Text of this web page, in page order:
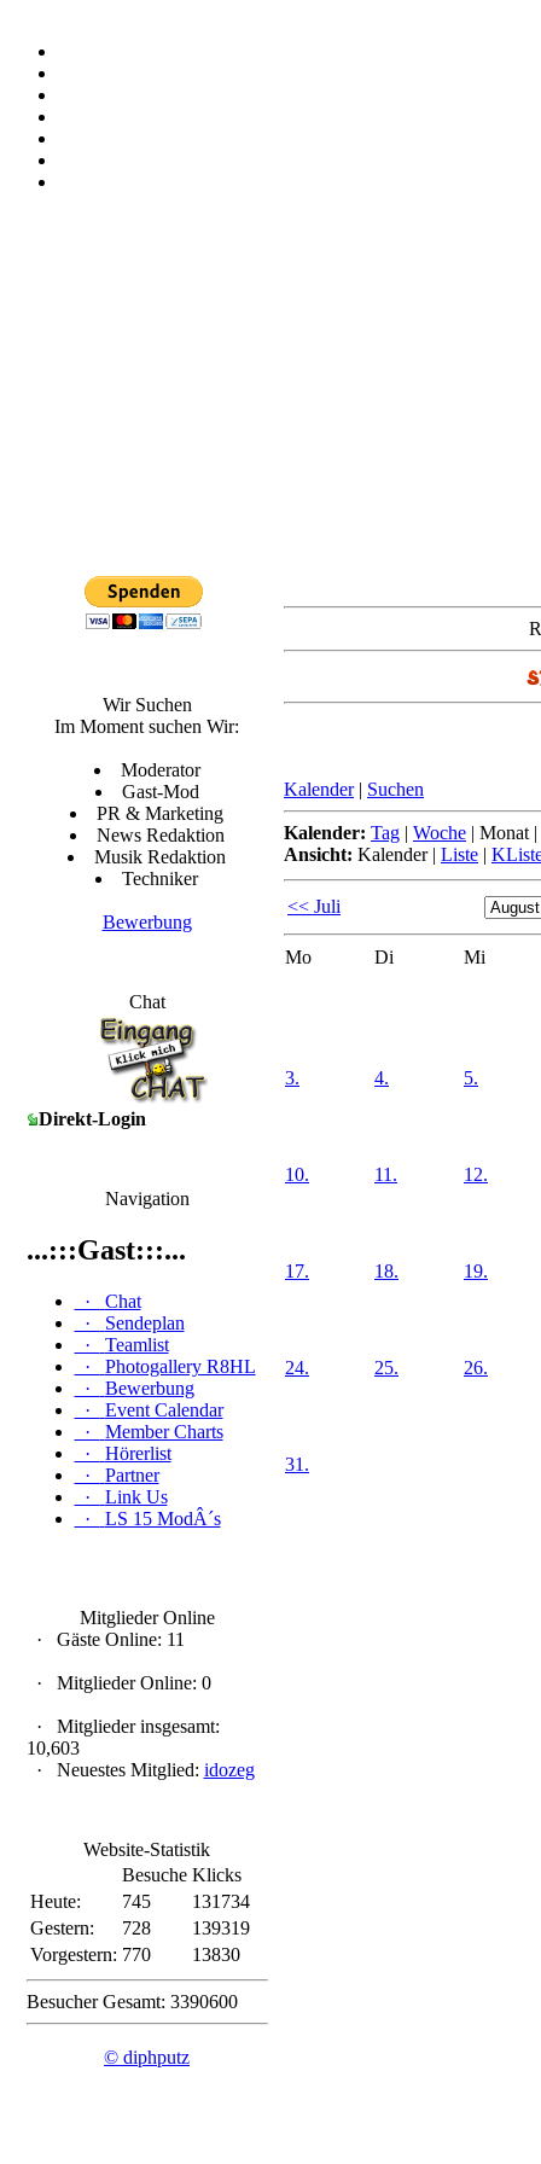
Wir Suchen
Im Moment suchen Wir:
Moderator
Gast-Mod
PR & Marketing
News Redaktion
Musik Redaktion
Techniker
Bewerbung
Chat
Direkt-Login
Navigation
...:::Gast:::...
·
Chat
·
Sendeplan
·
Teamlist
·
Photogallery R8HL
·
Bewerbung
·
Event Calendar
·
Member Charts
·
Hörerlist
·
Partner
·
Link Us
·
LS 15 ModÂ´s
Mitglieder Online
·
Gäste Online: 11
· Mitglieder Online: 0
·
Mitglieder insgesamt:
10,603
·
Neuestes Mitglied: idozeg
Website-Statistik
Besuche Klicks
Heute:
745
131734
Gestern:
728
139319
Vorgestern: 770 13830
Besucher Gesamt: 3390600
© diphputz
Kalender | Suchen
Kalender: Tag | Woche | Monat |
Ansicht: Kalender| Liste |
<< Juli
Mo Di Mi
3. 4. 5.
10. 11. 12.
17. 18. 19.
24. 25. 26.
31.